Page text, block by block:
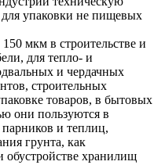
упаковки не пищевых
мкм в строительстве и
для тепло- и
и чердачных
строительных
товаров, в бытовых
они пользуются в
парников и теплиц,
грунта, как
хранилищ